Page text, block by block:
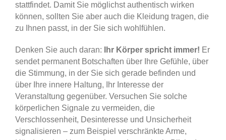
stattfindet. Damit Sie möglichst authentisch wirken
können, sollten Sie aber auch die Kleidung tragen, die
zu Ihnen passt, in der Sie sich wohlfühlen.
Denken Sie auch daran: Ihr Körper spricht immer! Er
sendet permanent Botschaften über Ihre Gefühle, über
die Stimmung, in der Sie sich gerade befinden und
über Ihre innere Haltung, Ihr Interesse der
Veranstaltung gegenüber. Versuchen Sie solche
körperlichen Signale zu vermeiden, die
Verschlossenheit, Desinteresse und Unsicherheit
signalisieren – zum Beispiel verschränkte Arme,